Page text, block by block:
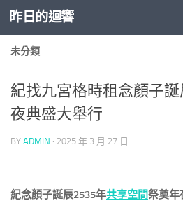
Skip to content
昨日的迴響
未分類
紀找九宮格時租念顏子
夜典盛大舉行
BY ADMIN · 2025 年 3 月 27 日
紀念顏子誕辰2535年共享空間祭奠年